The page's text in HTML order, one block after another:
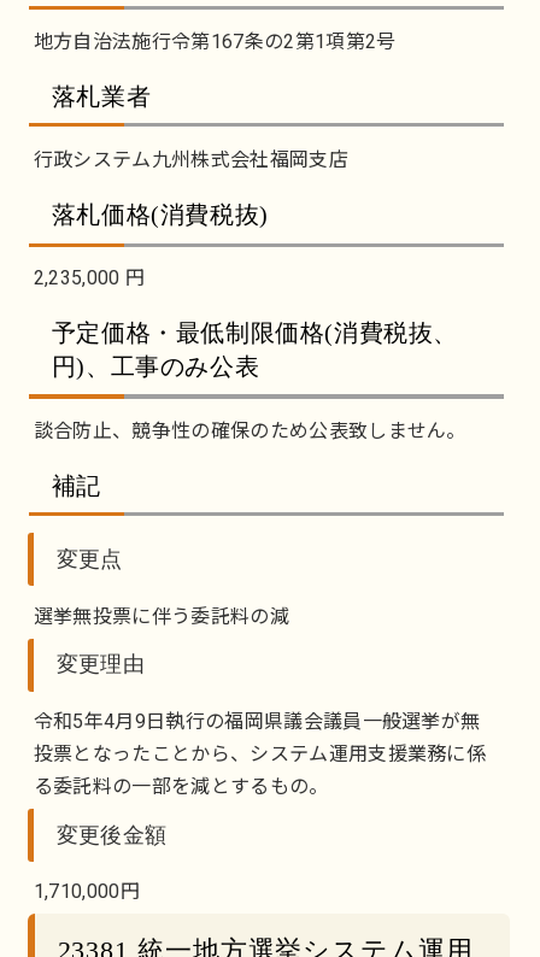
地方自治法施行令第167条の2第1項第2号
落札業者
行政システム九州株式会社福岡支店
落札価格(消費税抜)
2,235,000 円
予定価格・最低制限価格(消費税抜、
円)、工事のみ公表
談合防止、競争性の確保のため公表致しません。
補記
変更点
選挙無投票に伴う委託料の減
変更理由
令和5年4月9日執行の福岡県議会議員一般選挙が無
投票となったことから、システム運用支援業務に係
る委託料の一部を減とするもの。
変更後金額
1,710,000円
23381 統一地方選挙システム運用